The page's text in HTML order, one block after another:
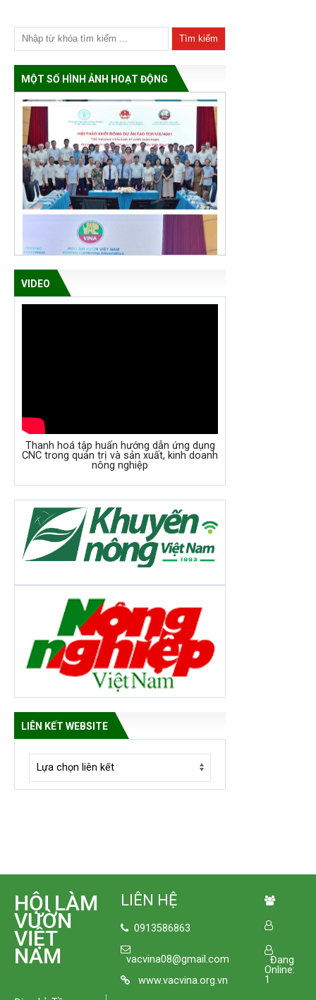
MỘT SỐ HÌNH ẢNH HOẠT ĐỘNG
VIDEO
Thanh hoá tập huấn hướng dẫn ứng dụng
CNC trong quản trị và sản xuất, kinh doanh
nông nghiệp
LIÊN KẾT WEBSITE
HỘI LÀM
VƯỜN
VIỆT
NAM
LIÊN HỆ
0913586863
vacvina08@gmail.com
www.vacvina.org.vn
Đang
Online:
1